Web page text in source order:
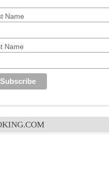
Name
Name